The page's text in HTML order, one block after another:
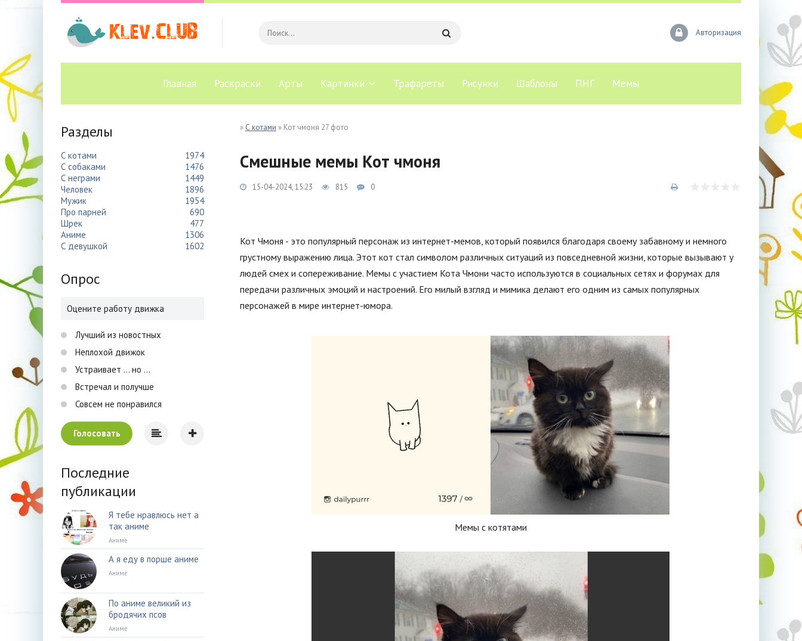
Авторизация
Главная Раскраски Арты Картинки Трафареты Рисунки Шаблоны ПНГ Мемы
» С котами » Кот чмоня 27 фото
Смешные мемы Кот чмоня
15-04-2024, 15:23 815 0
Кот Чмоня - это популярный персонаж из интернет-мемов, который появился благодаря своему забавному и немного
грустному выражению лица. Этот кот стал символом различных ситуаций из повседневной жизни, которые вызывают у
людей смех и сопереживание. Мемы с участием Кота Чмони часто используются в социальных сетях и форумах для
передачи различных эмоций и настроений. Его милый взгляд и мимика делают его одним из самых популярных
персонажей в мире интернет-юмора.
Мемы с котятами
Разделы
С котами
1974
С собаками
1476
С неграми
1449
Человек
1896
Мужик
1954
Про парней
690
Шрек
477
Аниме
1306
С девушкой
1602
Опрос
Оцените работу движка
Лучший из новостных
Неплохой движок
Устраивает ... но ...
Встречал и получше
Совсем не понравился
Голосовать
Последние
публикации
Я тебе нравлюсь нет а
так аниме
Аниме
А я еду в порше аниме
Аниме
По аниме великий из
бродячих псов
Аниме